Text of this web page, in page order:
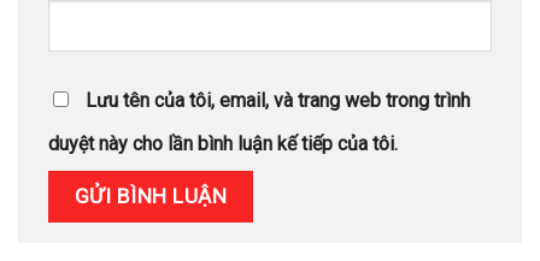
Lưu tên của tôi, email, và trang web trong trình
duyệt này cho lần bình luận kế tiếp của tôi.